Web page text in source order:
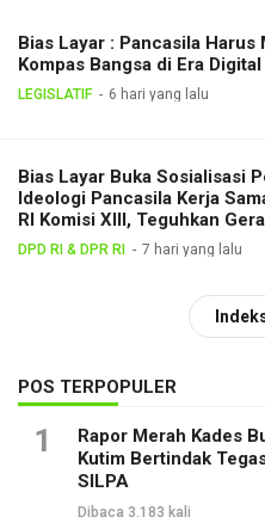
Bias Layar : Pancasila Harus
Kompas Bangsa di Era Digital
LEGISLATIF 6 hari yang lalu
Bias Layar Buka Sosialisasi
Ideologi Pancasila Kerja
RI Komisi XIII, Teguhkan
Pancasila di Tengah
DPD RI & DPR RI 7 hari yang lalu
POS TERPOPULER
1
Rapor Merah Kades
Kutim Bertindak
SILPA
Dibaca 3.183 kali